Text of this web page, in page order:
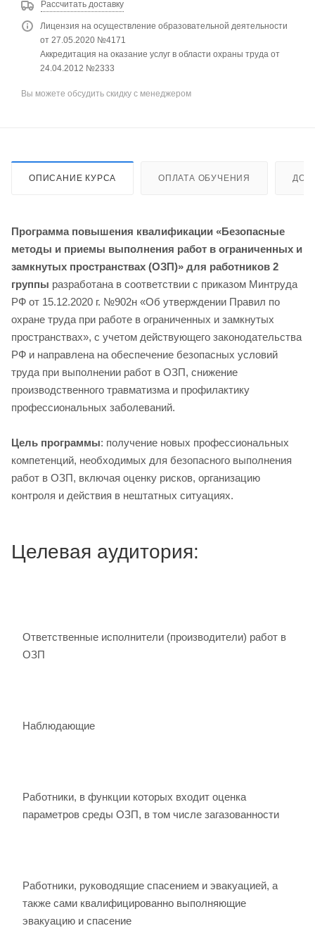
Рассчитать доставку
Лицензия на осуществление образовательной деятельности
от 27.05.2020 №4171
Аккредитация на оказание услуг в области охраны труда от
24.04.2012 №2333
Вы можете обсудить скидку с менеджером
ОПИСАНИЕ КУРСА ОПЛАТА ОБУЧЕНИЯ
Программа повышения квалификации «Безопасные
методы и приемы выполнения работ в ограниченных и
замкнутых пространствах (ОЗП)» для работников 2
группы разработана в соответствии с приказом Минтруда
РФ от 15.12.2020 г. №902н «Об утверждении Правил по
охране труда при работе в ограниченных и замкнутых
пространствах», с учетом действующего законодательства
РФ и направлена на обеспечение безопасных условий
труда при выполнении работ в ОЗП, снижение
производственного травматизма и профилактику
профессиональных заболеваний.
Цель программы: получение новых профессиональных
компетенций, необходимых для безопасного выполнения
работ в ОЗП, включая оценку рисков, организацию
контроля и действия в нештатных ситуациях.
Целевая аудитория:
Ответственные исполнители (производители) работ в
ОЗП
Наблюдающие
Работники, в функции которых входит оценка
параметров среды ОЗП, в том числе загазованности
Работники, руководящие спасением и эвакуацией, а
также сами квалифицированно выполняющие
эвакуацию и спасение